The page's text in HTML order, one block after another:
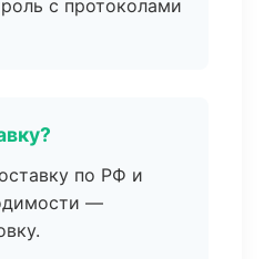
с протоколами
по РФ и
—